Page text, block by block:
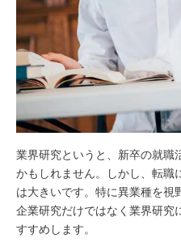
業界研究というと、新卒の就職
かもしれません。しかし、転職
は大きいです。特に異業種を視
企業研究だけではなく業界研究
すすめします。